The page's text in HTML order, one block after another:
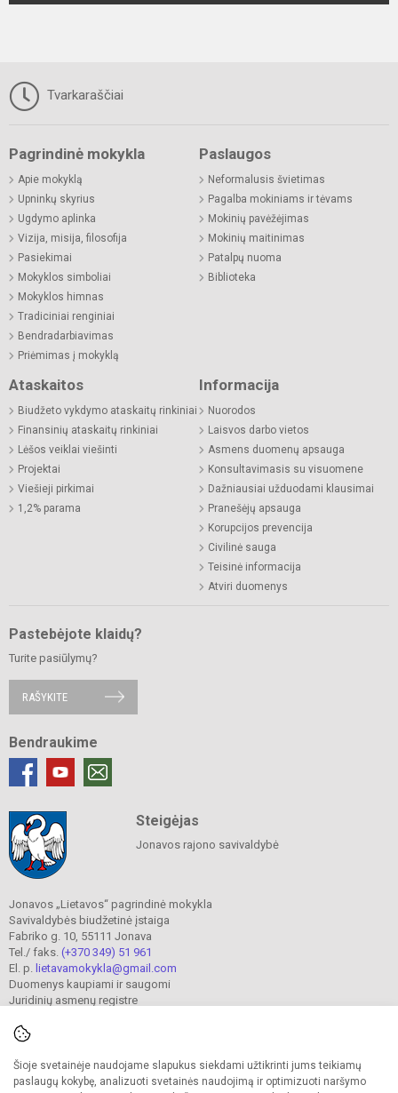
Šioje svetainėje naudojame slapukus siekdami užtikrinti jums teikiamų
paslaugų kokybę, analizuoti svetainės naudojimą ir optimizuoti naršymo
Tvarkaraščiai
Pagrindinė mokykla
Apie mokyklą
Upninkų skyrius
Ugdymo aplinka
Vizija, misija, filosofija
Pasiekimai
Mokyklos simboliai
Mokyklos himnas
Tradiciniai renginiai
Bendradarbiavimas
Priėmimas į mokyklą
Paslaugos
Neformalusis švietimas
Pagalba mokiniams ir tėvams
Mokinių pavėžėjimas
Mokinių maitinimas
Patalpų nuoma
Biblioteka
Ataskaitos
Biudžeto vykdymo ataskaitų rinkiniai
Finansinių ataskaitų rinkiniai
Lėšos veiklai viešinti
Projektai
Viešieji pirkimai
1,2% parama
Informacija
Nuorodos
Laisvos darbo vietos
Asmens duomenų apsauga
Konsultavimasis su visuomene
Dažniausiai užduodami klausimai
Pranešėjų apsauga
Korupcijos prevencija
Civilinė sauga
Teisinė informacija
Atviri duomenys
Pastebėjote klaidų?
Turite pasiūlymų?
RAŠYKITE
Bendraukime
Steigėjas
Jonavos rajono savivaldybė
Jonavos „Lietavos“ pagrindinė mokykla
Savivaldybės biudžetinė įstaiga
Fabriko g. 10, 55111 Jonava
Tel./ faks. (+370 349) 51 961
El. p.
lietavamokykla@gmail.com
Duomenys kaupiami ir saugomi
Juridinių asmenų registre
© 2023. Jonavos Lietavos pagrindinė mokykla. Visos teisės saugomos.